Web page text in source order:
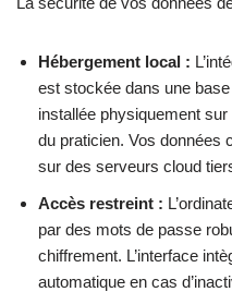
Hébergement local :
est stockée dans une
installée physiquement sur
du praticien. Vos données
sur des serveurs cloud
Accès restreint :
par des mots de passe
chiffrement. L’interface
automatique en cas